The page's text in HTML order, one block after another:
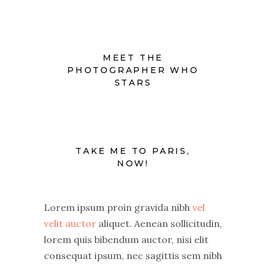
MEET THE
PHOTOGRAPHER WHO
STARS
TAKE ME TO PARIS,
NOW!
Lorem ipsum proin gravida nibh vel
velit auctor aliquet. Aenean sollicitudin,
lorem quis bibendum auctor, nisi elit
consequat ipsum, nec sagittis sem nibh